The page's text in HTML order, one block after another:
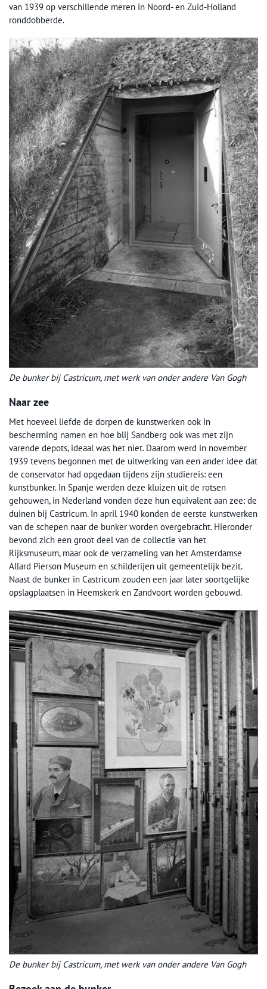
van 1939 op verschillende meren in Noord- en Zuid-Holland
ronddobberde.
De bunker bij Castricum, met werk van onder andere Van Gogh
Naar zee
Met hoeveel liefde de dorpen de kunstwerken ook in
bescherming namen en hoe blij Sandberg ook was met zijn
varende depots, ideaal was het niet. Daarom werd in november
1939 tevens begonnen met de uitwerking van een ander idee dat
de conservator had opgedaan tijdens zijn studiereis: een
kunstbunker. In Spanje werden deze kluizen uit de rotsen
gehouwen, in Nederland vonden deze hun equivalent aan zee: de
duinen bij Castricum. In april 1940 konden de eerste kunstwerken
van de schepen naar de bunker worden overgebracht. Hieronder
bevond zich een groot deel van de collectie van het
Rijksmuseum, maar ook de verzameling van het Amsterdamse
Allard Pierson Museum en schilderijen uit gemeentelijk bezit.
Naast de bunker in Castricum zouden een jaar later soortgelijke
opslagplaatsen in Heemskerk en Zandvoort worden gebouwd.
De bunker bij Castricum, met werk van onder andere Van Gogh